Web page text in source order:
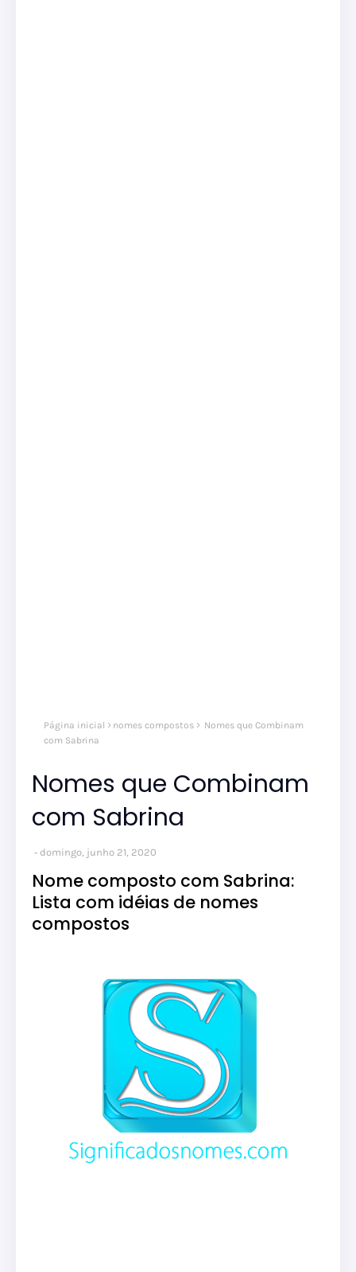
Página inicial nomes compostos
Nomes que Combinam
com Sabrina
Nomes que Combinam
com Sabrina
domingo, junho 21, 2020
Nome composto com Sabrina:
Lista com idéias de nomes
compostos